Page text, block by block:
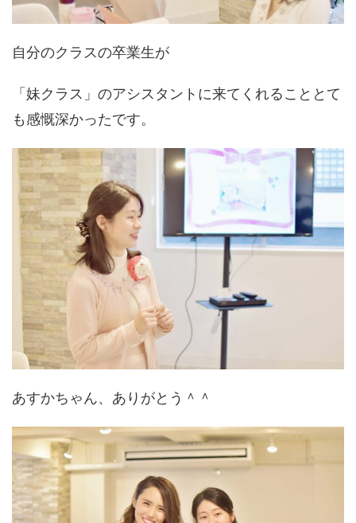
自分のクラスの卒業生が
「妹クラス」のアシスタントに来てくれることとて
も感慨深かったです。
あすかちゃん、ありがとう＾＾